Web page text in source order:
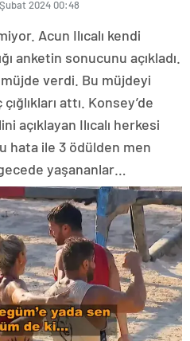
2024 00:48
Acun Ilıcalı kendi
anketin sonucunu açıkladı.
müjde verdi. Bu müjdeyi
attı. Konsey’de
açıklayan Ilıcalı herkesi
hata ile 3 ödülden men
yaşananlar…